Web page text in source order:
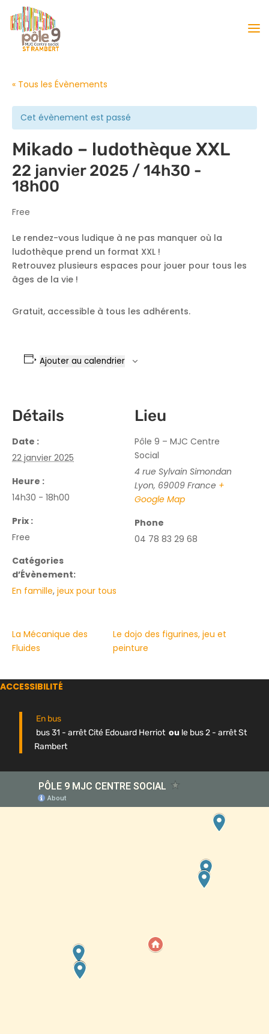
« Tous les Évènements
Cet évènement est passé
Mikado – ludothèque XXL
22 janvier 2025 / 14h30 -
18h00
Free
Le rendez-vous ludique à ne pas manquer où la
ludothèque prend un format XXL !
Retrouvez plusieurs espaces pour jouer pour tous les
âges de la vie !
Gratuit, accessible à tous les adhérents.
Ajouter au calendrier
Détails
Date :
22 janvier 2025
Heure :
14h30 - 18h00
Prix :
Free
Catégories
d’Évènement:
En famille, jeux pour tous
Lieu
Pôle 9 – MJC Centre
Social
4 rue Sylvain Simondan
Lyon, 69009 France +
Google Map
Phone
04 78 83 29 68
La Mécanique des
Fluides
Le dojo des figurines, jeu et
peinture
ACCESSIBILITÉ
En bus
bus 31 - arrêt Cité Edouard Herriot ou le bus 2 - arrêt St
Rambert